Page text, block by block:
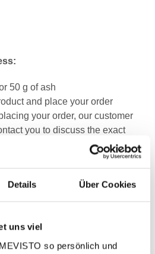
Details Über Cookies
uns viel
so persönlich und
50 g of ash
and place your order
your order, our customer
you to discuss the exact
registered mail to the following